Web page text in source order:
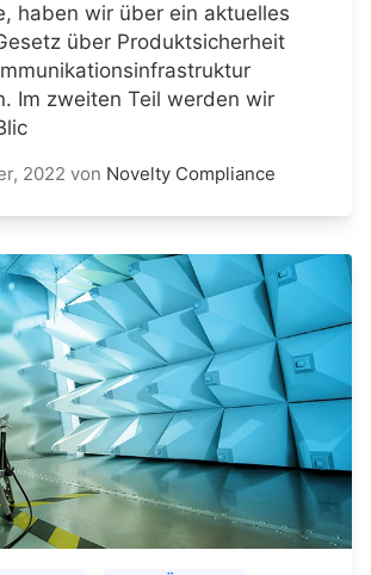
haben wir über ein aktuelles
über Produktsicherheit
Im zweiten Teil werden wir
2022 von Novelty Compliance